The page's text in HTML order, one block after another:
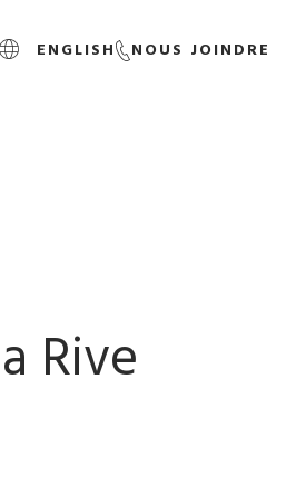
ENGLISH NOUS JOINDRE
Rive